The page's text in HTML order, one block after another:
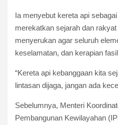
Ia menyebut kereta api
merekatkan sejarah dan
menyerukan agar seluruh
keselamatan, dan kerapian
“Kereta api kebanggaan kita
lintasan dijaga, jangan ada
Sebelumnya, Menteri
Pembangunan Kewilayahan